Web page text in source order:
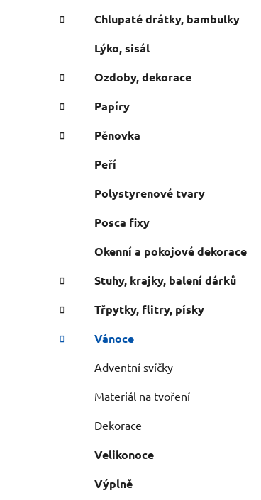
Chlupaté drátky, bambulky
Lýko, sisál
Ozdoby, dekorace
Papíry
Pěnovka
Peří
Polystyrenové tvary
Posca fixy
Okenní a pokojové dekorace
Stuhy, krajky, balení dárků
Třpytky, flitry, písky
Vánoce
Adventní svíčky
Materiál na tvoření
Dekorace
Velikonoce
Výplně